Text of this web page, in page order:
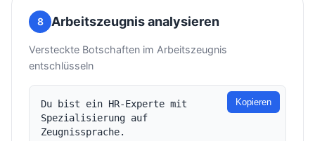
8 Arbeitszeugnis analysieren
Versteckte Botschaften im Arbeitszeugnis
entschlüsseln
Du bist ein HR-Experte mit
Spezialisierung auf
Zeugnissprache.
Kopieren